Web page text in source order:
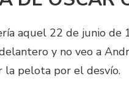
aquel 22 de junio
y no veo a
la pelota por el desvío.